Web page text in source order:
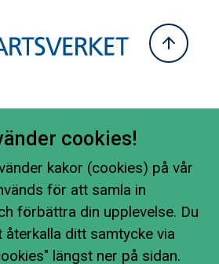
cookies!
kakor (cookies) på vår
för att samla in
förbättra din upplevelse. Du
återkalla ditt samtycke via
längst ner på sidan.